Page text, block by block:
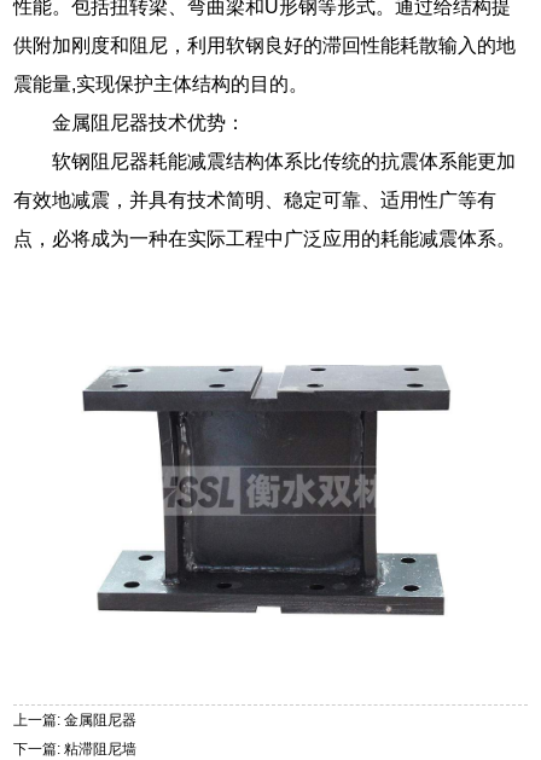
性能。包括扭转梁、弯曲梁和U形钢等形式。通过给结构提
供附加刚度和阻尼，利用软钢良好的滞回性能耗散输入的地
震能量,实现保护主体结构的目的。
金属阻尼器技术优势：
软钢阻尼器耗能减震结构体系比传统的抗震体系能更加
有效地减震，并具有技术简明、稳定可靠、适用性广等有
点，必将成为一种在实际工程中广泛应用的耗能减震体系。
上一篇: 金属阻尼器
下一篇: 粘滞阻尼墙